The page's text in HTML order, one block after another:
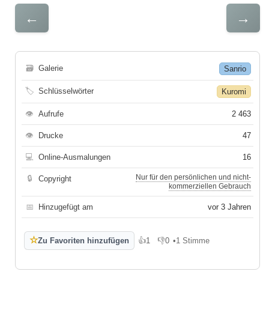
← →
🗃 Galerie Sanrio
🏷 Schlüsselwörter Kuromi
👁 Aufrufe 2 463
👁 Drucke 47
💻 Online-Ausmalungen 16
🔒 Copyright
Nur für den persönlichen und nicht-
kommerziellen Gebrauch
📅 Hinzugefügt am vor 3 Jahren
☆Zu Favoriten hinzufügen 👍1
Gefällt mir
👎0
Gefällt mir nicht
•1 Stimme